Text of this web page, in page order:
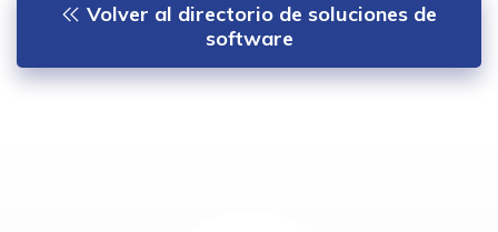
Volver al directorio de soluciones de
software